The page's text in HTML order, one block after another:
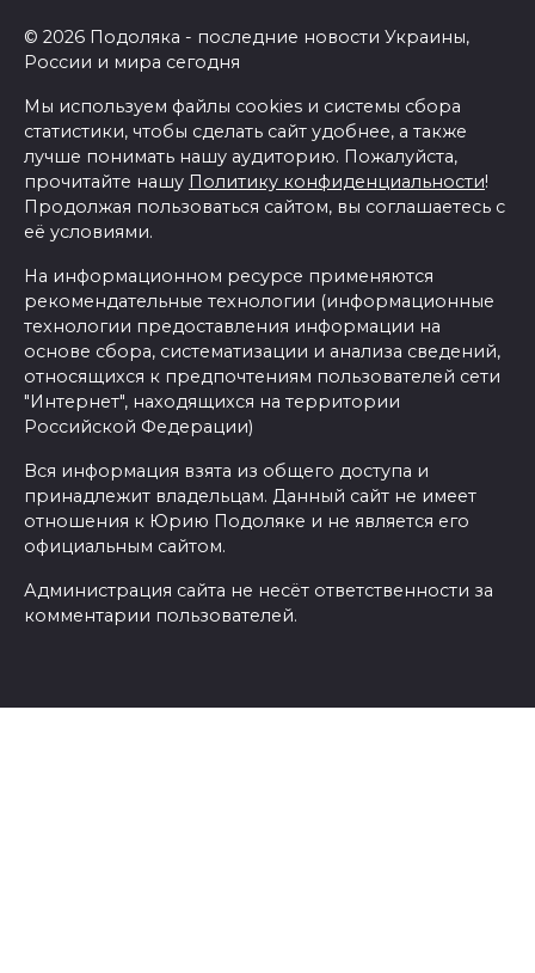
© 2026 Подоляка - последние новости Украины,
России и мира сегодня
Мы используем файлы cookies и системы сбора
статистики, чтобы сделать сайт удобнее, а также
лучше понимать нашу аудиторию. Пожалуйста,
прочитайте нашу Политику конфиденциальности!
Продолжая пользоваться сайтом, вы соглашаетесь с
её условиями.
На информационном ресурсе применяются
рекомендательные технологии (информационные
технологии предоставления информации на
основе сбора, систематизации и анализа сведений,
относящихся к предпочтениям пользователей сети
"Интернет", находящихся на территории
Российской Федерации)
Вся информация взята из общего доступа и
принадлежит владельцам. Данный сайт не имеет
отношения к Юрию Подоляке и не является его
официальным сайтом.
Администрация сайта не несёт ответственности за
комментарии пользователей.